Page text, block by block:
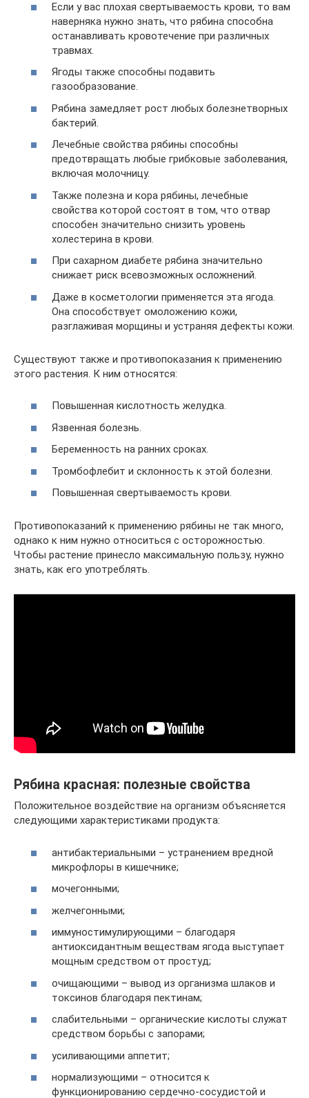
Если у вас плохая свертываемость крови, то вам
наверняка нужно знать, что рябина способна
останавливать кровотечение при различных
травмах.
Ягоды также способны подавить
газообразование.
Рябина замедляет рост любых болезнетворных
бактерий.
Лечебные свойства рябины способны
предотвращать любые грибковые заболевания,
включая молочницу.
Также полезна и кора рябины, лечебные
свойства которой состоят в том, что отвар
способен значительно снизить уровень
холестерина в крови.
При сахарном диабете рябина значительно
снижает риск всевозможных осложнений.
Даже в косметологии применяется эта ягода.
Она способствует омоложению кожи,
разглаживая морщины и устраняя дефекты кожи.
Существуют также и противопоказания к применению
этого растения. К ним относятся:
Повышенная кислотность желудка.
Язвенная болезнь.
Беременность на ранних сроках.
Тромбофлебит и склонность к этой болезни.
Повышенная свертываемость крови.
Противопоказаний к применению рябины не так много,
однако к ним нужно относиться с осторожностью.
Чтобы растение принесло максимальную пользу, нужно
знать, как его употреблять.
Рябина красная: полезные свойства
Положительное воздействие на организм объясняется
следующими характеристиками продукта:
антибактериальными – устранением вредной
микрофлоры в кишечнике;
мочегонными;
желчегонными;
иммуностимулирующими – благодаря
антиоксидантным веществам ягода выступает
мощным средством от простуд;
очищающими – вывод из организма шлаков и
токсинов благодаря пектинам;
слабительными – органические кислоты служат
средством борьбы с запорами;
усиливающими аппетит;
нормализующими – относится к
функционированию сердечно-сосудистой и